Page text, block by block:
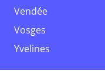
Vendée
Vosges
Yvelines